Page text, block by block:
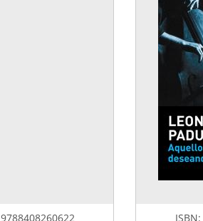
9788408260622 ISBN: